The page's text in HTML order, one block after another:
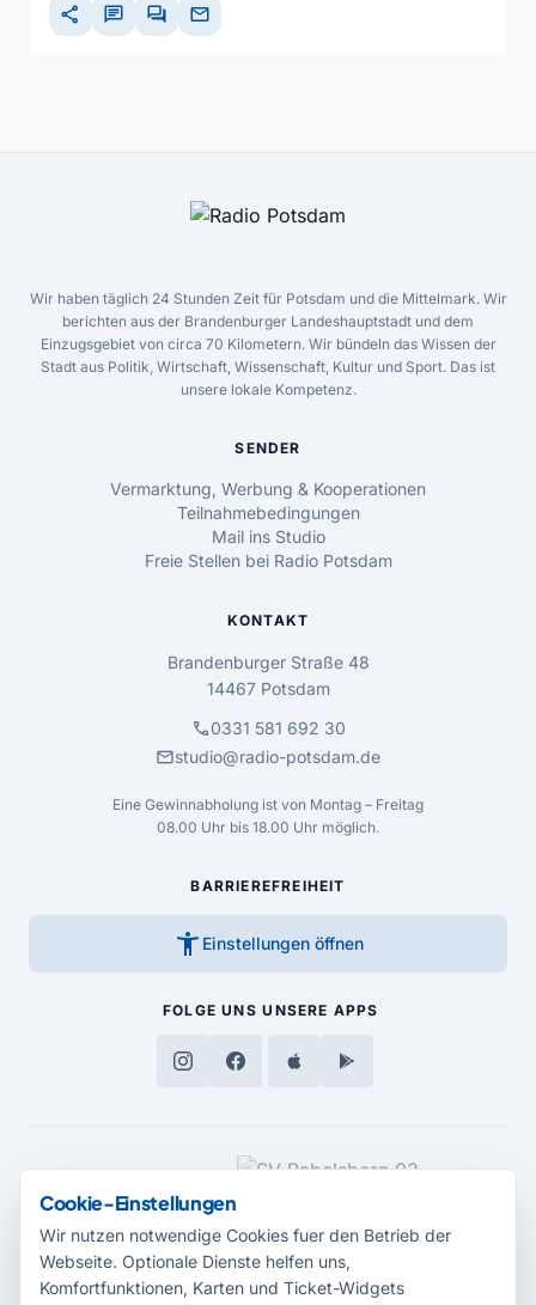
share chat forum mail
Wir haben täglich 24 Stunden Zeit für Potsdam und die Mittelmark. Wir
berichten aus der Brandenburger Landeshauptstadt und dem
Einzugsgebiet von circa 70 Kilometern. Wir bündeln das Wissen der
Stadt aus Politik, Wirtschaft, Wissenschaft, Kultur und Sport. Das ist
unsere lokale Kompetenz.
SENDER
Vermarktung, Werbung & Kooperationen
Teilnahmebedingungen
Mail ins Studio
Freie Stellen bei Radio Potsdam
KONTAKT
Brandenburger Straße 48
14467 Potsdam
call0331 581 692 30
mailstudio@radio-potsdam.de
Eine Gewinnabholung ist von Montag – Freitag
08.00 Uhr bis 18.00 Uhr möglich.
BARRIEREFREIHEIT
accessibility_new Einstellungen öffnen
FOLGE UNS UNSERE APPS
MEDIENPARTNER
Cookie-Einstellungen
Wir nutzen notwendige Cookies fuer den Betrieb der
Webseite. Optionale Dienste helfen uns,
Komfortfunktionen, Karten und Ticket-Widgets